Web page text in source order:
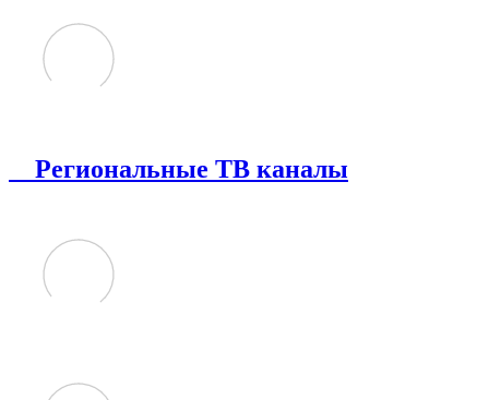
Региональные ТВ каналы